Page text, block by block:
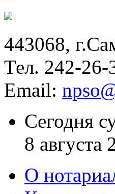
443068,
Тел. 242-26-
Email:
Сегодня
8 августа
О